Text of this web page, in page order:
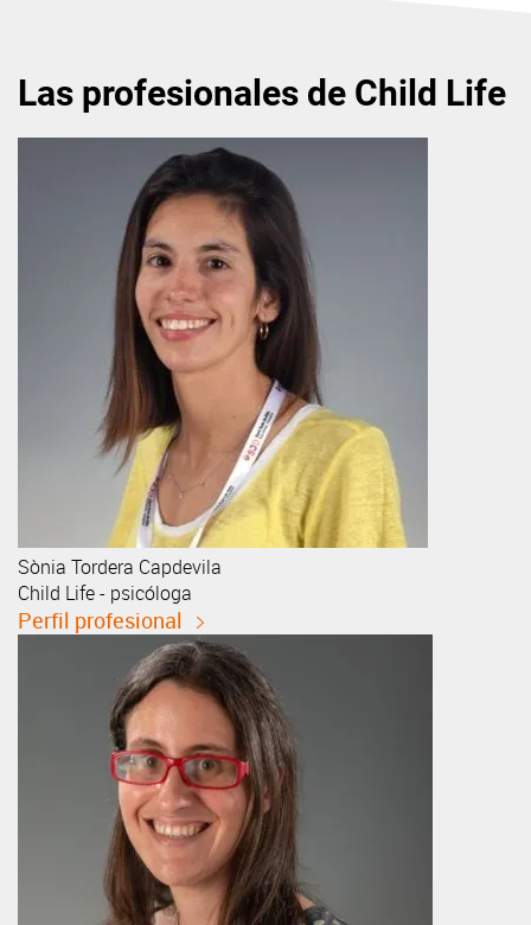
Las profesionales de Child Life
Sònia Tordera Capdevila
Child Life - psicóloga
Perfil profesional